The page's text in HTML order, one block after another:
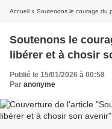
Accueil » Soutenons le courage du
Soutenons le
libérer et à chosir
Publié le 15/01/2026 à 00:58
Par anonyme